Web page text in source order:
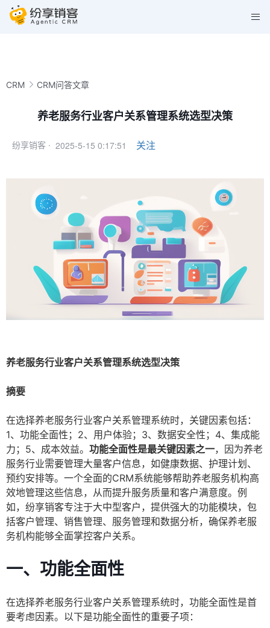
CRM CRM问答文章
养老服务行业客户关系管理系统选型决策
纷享销客 · 2025-5-15 0:17:51 关注
养老服务行业客户关系管理系统选型决策
摘要
在选择养老服务行业客户关系管理系统时，关键因素包括：
1、功能全面性；2、用户体验；3、数据安全性；4、集成能
力；5、成本效益。 功能全面性是最关键因素之一，因为养老
服务行业需要管理大量客户信息，如健康数据、护理计划、
预约安排等。一个全面的CRM系统能够帮助养老服务机构高
效地管理这些信息，从而提升服务质量和客户满意度。例
如，纷享销客专注于大中型客户，提供强大的功能模块，包
括客户管理、销售管理、服务管理和数据分析，确保养老服
务机构能够全面掌控客户关系。
一、功能全面性
在选择养老服务行业客户关系管理系统时，功能全面性是首
要考虑因素。以下是功能全面性的重要子项：